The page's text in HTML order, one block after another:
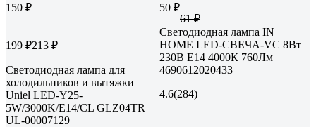
150 ₽
199 ₽213 ₽
Светодиодная лампа для
холодильников и вытяжки
Uniel LED-Y25-
5W/3000K/E14/CL GLZ04TR
UL-00007129
50 ₽
61 ₽
Светодиодная лампа IN
HOME LED-СВЕЧА-VC 8Вт
230В Е14 4000К 760Лм
4690612020433
4.6(284)